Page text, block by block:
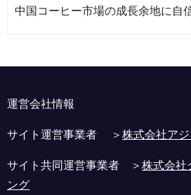
中国コーヒー市場の成長余地に自
運営会社情報
サイト運営事業者 ＞株式会社ア
サイト共同運営事業者 ＞株式会社
ング